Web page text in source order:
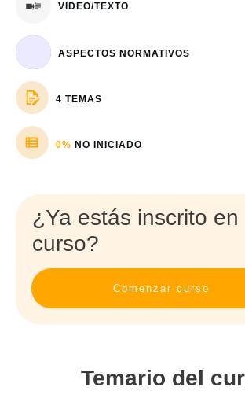
VIDEO/TEXTO
ASPECTOS NORMATIVOS
4 TEMAS
0% NO INICIADO
¿Ya estás inscrito en
curso?
Comenzar curso
Temario del